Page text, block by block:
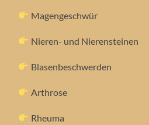
Magengeschwür
Nieren- und Nierensteinen
Blasenbeschwerden
Arthrose
Rheuma